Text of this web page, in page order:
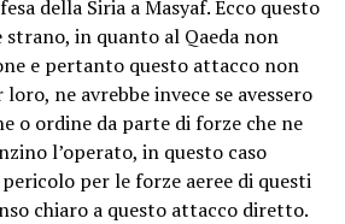
della Siria a Masyaf. Ecco questo
in quanto al Qaeda non
e pertanto questo attacco non
ne avrebbe invece se avessero
o ordine da parte di forze che ne
l’operato, in questo caso
per le forze aeree di questi
chiaro a questo attacco diretto.